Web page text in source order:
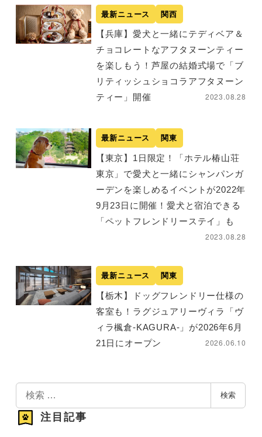
最新ニュース 関西
【兵庫】愛犬と一緒にテディベア＆
チョコレートなアフタヌーンティー
を楽しもう！芦屋の結婚式場で「ブ
リティッシュショコラアフタヌーン
ティー」開催
2023.08.28
最新ニュース 関東
【東京】1日限定！「ホテル椿山荘
東京」で愛犬と一緒にシャンパンガ
ーデンを楽しめるイベントが2022年
9月23日に開催！愛犬と宿泊できる
「​ペットフレンドリーステイ」も
2023.08.28
最新ニュース 関東
【栃木】ドッグフレンドリー仕様の
客室も！ラグジュアリーヴィラ「ヴ
ィラ楓倉‐KAGURA-」が2026年6月
21日にオープン
2026.06.10
検
索
検索
注目記事